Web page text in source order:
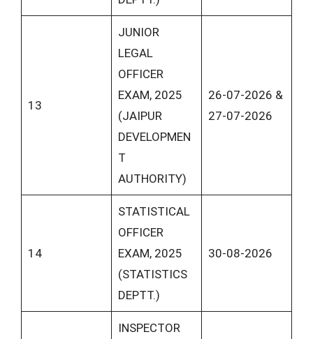
13
JUNIOR
LEGAL
OFFICER
EXAM, 2025
(JAIPUR
DEVELOPMEN
T
AUTHORITY)
26-07-2026 &
27-07-2026
14
STATISTICAL
OFFICER
EXAM, 2025
(STATISTICS
DEPTT.)
30-08-2026
INSPECTOR